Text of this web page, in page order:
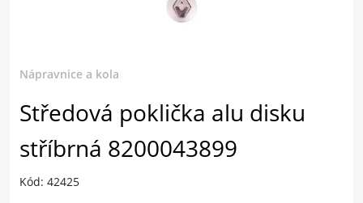
Nápravnice a kola
Středová poklička alu disku
stříbrná 8200043899
Kód: 42425